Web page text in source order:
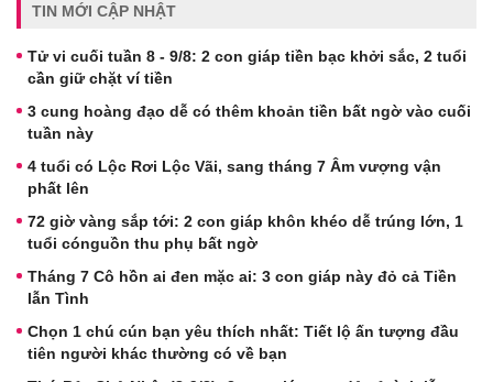
TIN MỚI CẬP NHẬT
Tử vi cuối tuần 8 - 9/8: 2 con giáp tiền bạc khởi sắc, 2 tuổi
cần giữ chặt ví tiền
3 cung hoàng đạo dễ có thêm khoản tiền bất ngờ vào cuối
tuần này
4 tuổi có Lộc Rơi Lộc Vãi, sang tháng 7 Âm vượng vận
phất lên
72 giờ vàng sắp tới: 2 con giáp khôn khéo dễ trúng lớn, 1
tuổi cónguồn thu phụ bất ngờ
Tháng 7 Cô hồn ai đen mặc ai: 3 con giáp này đỏ cả Tiền
lẫn Tình
Chọn 1 chú cún bạn yêu thích nhất: Tiết lộ ấn tượng đầu
tiên người khác thường có về bạn